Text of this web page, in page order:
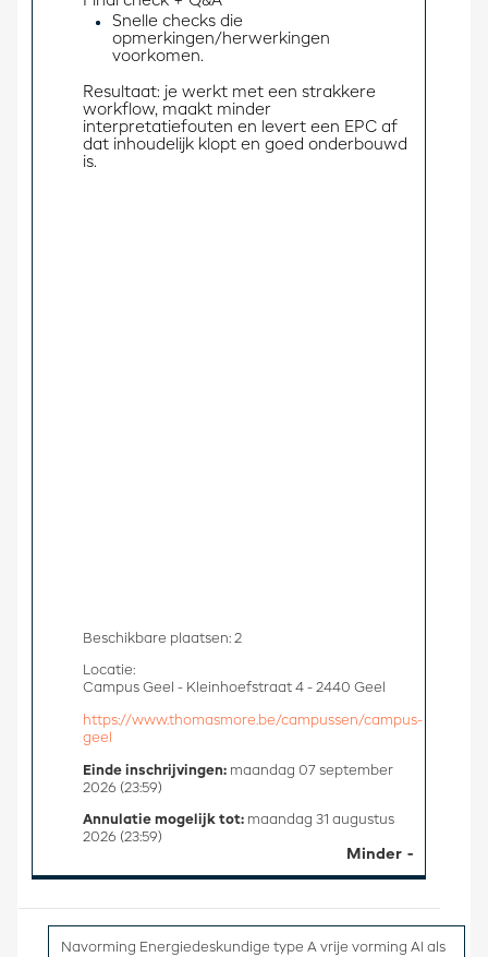
Minder
Snelle checks die
opmerkingen/herwerkingen
voorkomen.
Resultaat: je werkt met een strakkere
workflow, maakt minder
interpretatiefouten en levert een EPC af
dat inhoudelijk klopt en goed onderbouwd
is.
Beschikbare plaatsen: 2
Locatie:
Campus Geel - Kleinhoefstraat 4 - 2440 Geel
https://www.thomasmore.be/campussen/campus-
geel
Einde inschrijvingen: maandag 07 september
2026 (23:59)
Annulatie mogelijk tot: maandag 31 augustus
2026 (23:59)
Navorming Energiedeskundige type A vrije vorming AI als